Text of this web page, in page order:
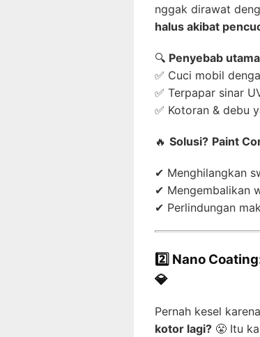
nggak dirawat
halus akibat
🔍 Penyebab
✅ Cuci mobil
✅ Terpapar sinar
✅ Kotoran & debu
🔥 Solusi? Paint
✔ Menghilangkan
✔ Mengembalikan
✔ Perlindungan
2️⃣ Nano
💎
Pernah kesel karena
kotor lagi? 😤 Itu